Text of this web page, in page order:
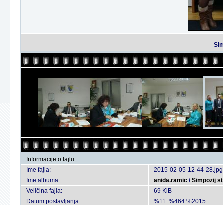
Informacije o fajlu
Ime fajla:
2015-02-05-12-44-28.jpg
Ime albuma:
anida.ramic /Simpozij
Veličina fajla:
69 KiB
Datum postavljanja:
%11. %464 %2015.